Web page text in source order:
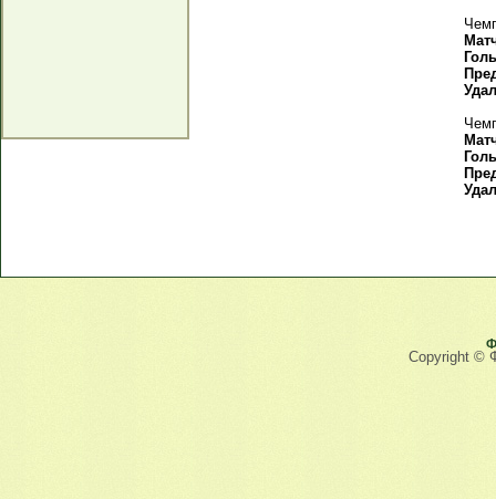
Copyright ©